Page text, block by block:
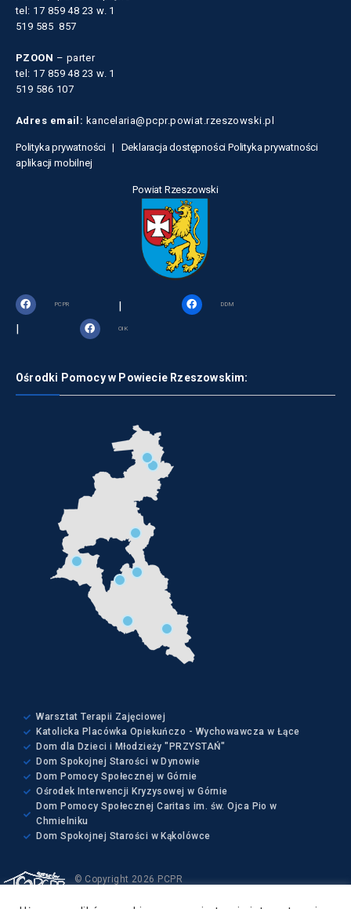
tel: 17 859 48 23 w. 1
519 585 857
PZOON – parter
tel: 17 859 48 23 w. 1
519 586 107
Adres email: kancelaria@pcpr.powiat.rzeszowski.pl
Polityka prywatności | Deklaracja dostępności Polityka prywatności
aplikacji mobilnej
Powiat Rzeszowski
PCPR | DDM
| OIK
Ośrodki Pomocy w Powiecie Rzeszowskim:
Warsztat Terapii Zajęciowej
Katolicka Placówka Opiekuńczo - Wychowawcza w Łące
Dom dla Dzieci i Młodzieży "PRZYSTAŃ"
Dom Spokojnej Starości w Dynowie
Dom Pomocy Społecznej w Górnie
Ośrodek Interwencji Kryzysowej w Górnie
Dom Pomocy Społecznej Caritas im. św. Ojca Pio w
Chmielniku
Dom Spokojnej Starości w Kąkolówce
© Copyright 2026 PCPR